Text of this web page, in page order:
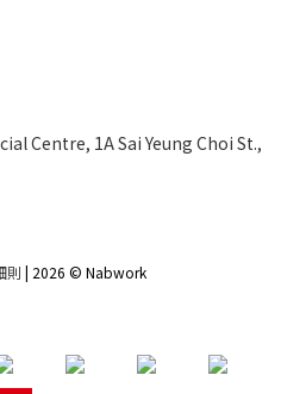
Centre, 1A Sai Yeung Choi St.,
則 | 2026 © Nabwork